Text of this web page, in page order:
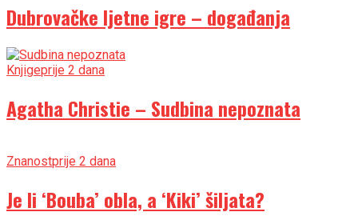
Dubrovačke ljetne igre – događanja
Knjigeprije 2 dana
Agatha Christie – Sudbina nepoznata
Znanostprije 2 dana
Je li ‘Bouba’ obla, a ‘Kiki’ šiljata?